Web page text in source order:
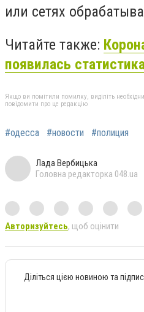
или сетях
Читайте также:
появилась
Якщо ви помітили помилку, виділіть
повідомити про це редакцію
#одесса #новости #полиция
Лада Вербицька
Головна редакторка 048.ua
Авторизуйтесь, щоб оцінити
Діліться цією новиною та